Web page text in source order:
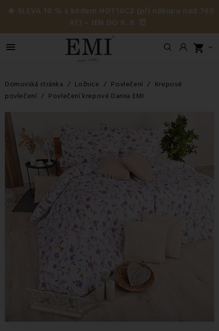
🔥 SLEVA 10 % s kódem HOT10CZ (při nákupu nad 760
Kč) – JEN DO 9. 8. ⏰
 shopping_cart 
Domovská stránka Ložnice Povlečení
Krepové
povlečení
Povlečení krepové Danna EMI